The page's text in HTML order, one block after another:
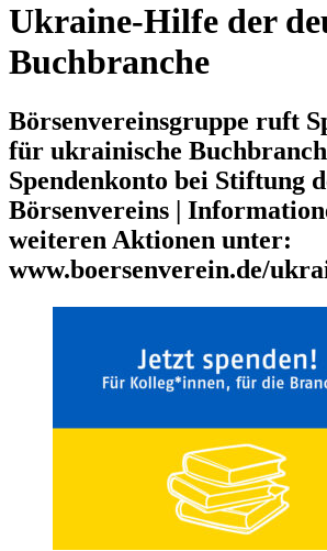
Ukraine-Hilfe der
Buchbranche
Börsenvereinsgruppe ruft
für ukrainische
Spendenkonto bei Stiftung
Börsenvereins |
weiteren Aktionen unter:
www.boersenverein.de/